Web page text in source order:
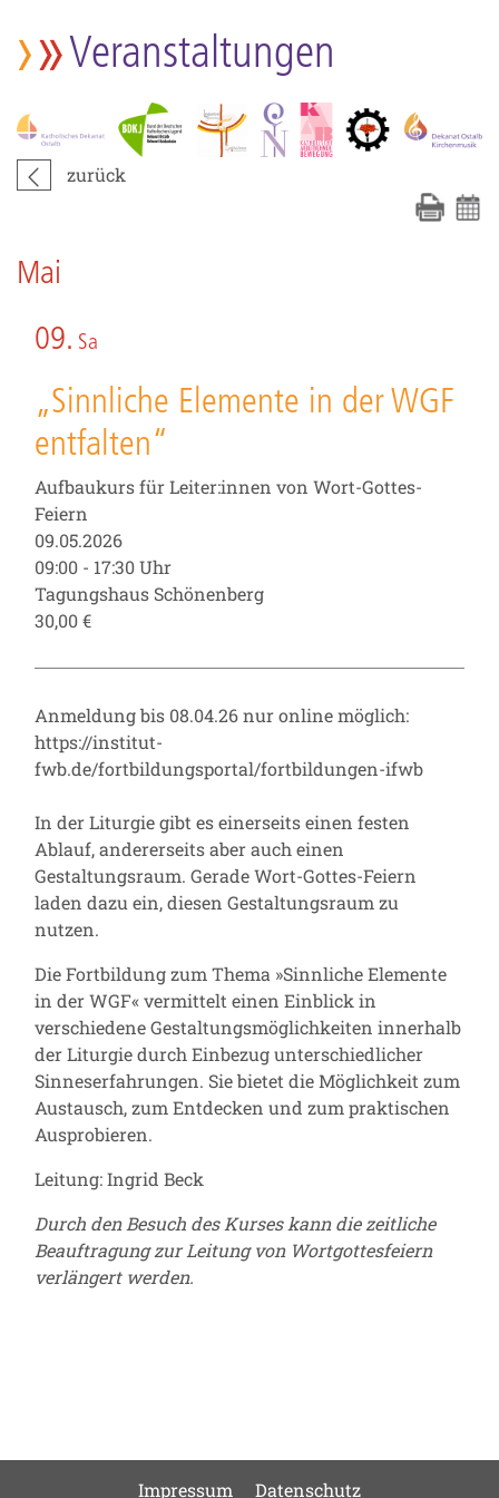
Veranstaltungen
zurück
Mai
09. Sa
„Sinnliche Elemente in der WGF
entfalten“
Aufbaukurs für Leiter:innen von Wort-Gottes-
Feiern
09.05.2026
09:00 - 17:30 Uhr
Tagungshaus Schönenberg
30,00 €
Anmeldung bis 08.04.26 nur online möglich:
https://institut-
fwb.de/fortbildungsportal/fortbildungen-ifwb
In der Liturgie gibt es einerseits einen festen
Ablauf, andererseits aber auch einen
Gestaltungsraum. Gerade Wort-Gottes-Feiern
laden dazu ein, diesen Gestaltungsraum zu
nutzen.
Die Fortbildung zum Thema »Sinnliche Elemente
in der WGF« vermittelt einen Einblick in
verschiedene Gestaltungsmöglichkeiten innerhalb
der Liturgie durch Einbezug unterschiedlicher
Sinneserfahrungen. Sie bietet die Möglichkeit zum
Austausch, zum Entdecken und zum praktischen
Ausprobieren.
Leitung: Ingrid Beck
Durch den Besuch des Kurses kann die zeitliche
Beauftragung zur Leitung von Wortgottesfeiern
verlängert werden.
Impressum Datenschutz